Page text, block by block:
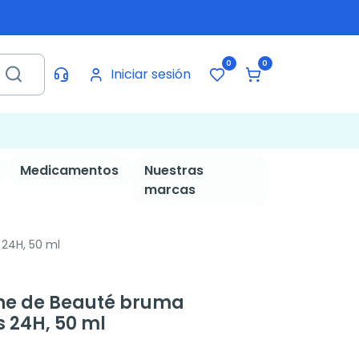
Iniciar sesión
0 0
Medicamentos
Nuestras
marcas
50 ml
de Beauté bruma
50 ml